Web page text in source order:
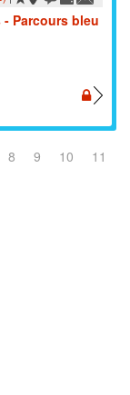
- Parcours bleu
8 9 10
11